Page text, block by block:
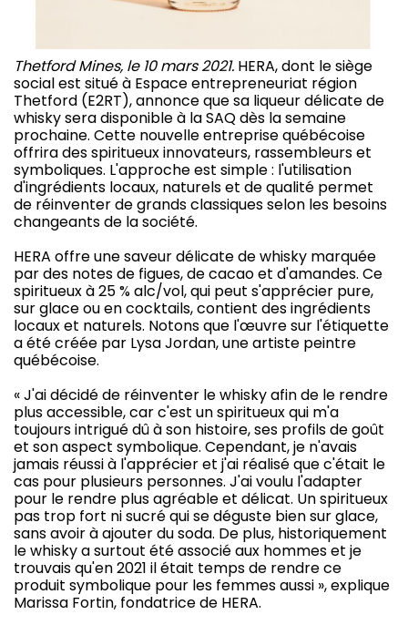
Thetford Mines, le 10 mars 2021. HERA, dont le siège
social est situé à Espace entrepreneuriat région
Thetford (E2RT), annonce que sa liqueur délicate de
whisky sera disponible à la SAQ dès la semaine
prochaine. Cette nouvelle entreprise québécoise
offrira des spiritueux innovateurs, rassembleurs et
symboliques. L'approche est simple : l'utilisation
d'ingrédients locaux, naturels et de qualité permet
de réinventer de grands classiques selon les besoins
changeants de la société.
HERA offre une saveur délicate de whisky marquée
par des notes de figues, de cacao et d'amandes. Ce
spiritueux à 25 % alc/vol, qui peut s'apprécier pure,
sur glace ou en cocktails, contient des ingrédients
locaux et naturels. Notons que l'œuvre sur l'étiquette
a été créée par Lysa Jordan, une artiste peintre
québécoise.
« J'ai décidé de réinventer le whisky afin de le rendre
plus accessible, car c'est un spiritueux qui m'a
toujours intrigué dû à son histoire, ses profils de goût
et son aspect symbolique. Cependant, je n'avais
jamais réussi à l'apprécier et j'ai réalisé que c'était le
cas pour plusieurs personnes. J'ai voulu l'adapter
pour le rendre plus agréable et délicat. Un spiritueux
pas trop fort ni sucré qui se déguste bien sur glace,
sans avoir à ajouter du soda. De plus, historiquement
le whisky a surtout été associé aux hommes et je
trouvais qu'en 2021 il était temps de rendre ce
produit symbolique pour les femmes aussi », explique
Marissa Fortin, fondatrice de HERA.